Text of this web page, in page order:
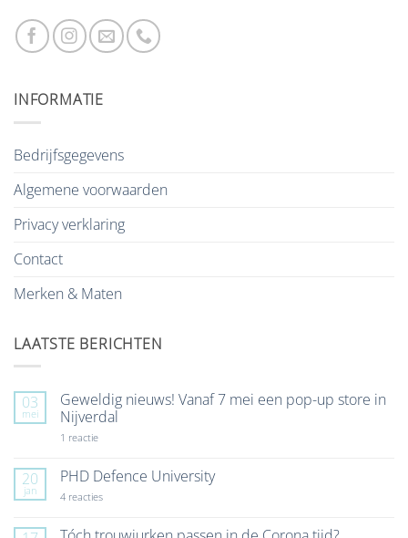
INFORMATIE
Bedrijfsgegevens
Algemene voorwaarden
Privacy verklaring
Contact
Merken & Maten
LAATSTE BERICHTEN
03
mei
Geweldig nieuws! Vanaf 7 mei een pop-up store in
Nijverdal
1 reactieop
Vanaf
7
mei
up
20
jan
PHD Defence University
4 reactiesop
University